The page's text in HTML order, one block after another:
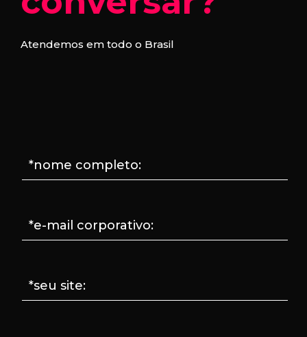
Atendemos em todo o Brasil
*nome completo:
*e-mail corporativo:
*seu site: